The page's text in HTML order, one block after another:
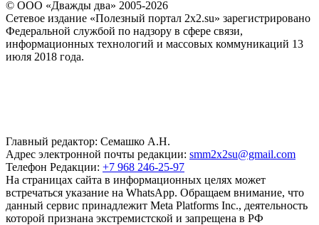
© ООО «Дважды два» 2005-2026
Сетевое издание «Полезный портал 2x2.su» зарегистрировано
Федеральной службой по надзору в сфере связи,
информационных технологий и массовых коммуникаций 13
июля 2018 года.
Главный редактор: Семашко А.Н.
Адрес электронной почты редакции: smm2x2su@gmail.com
Телефон Редакции: +7 968 246-25-97
На страницах сайта в информационных целях может
встречаться указание на WhatsApp. Обращаем внимание, что
данный сервис принадлежит Meta Platforms Inc., деятельность
которой признана экстремистской и запрещена в РФ